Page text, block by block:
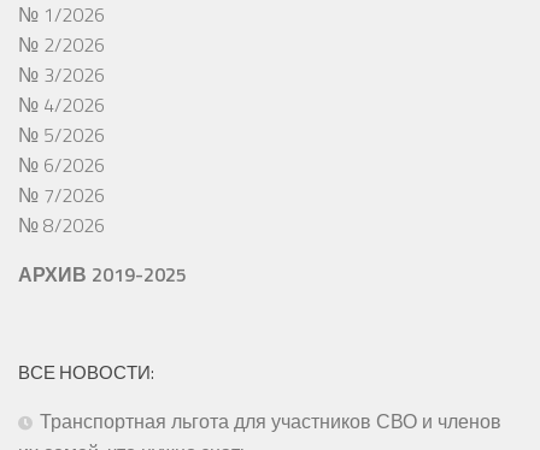
№ 1/2026
№ 2/2026
№ 3/2026
№ 4/2026
№ 5/2026
№ 6/2026
№ 7/2026
№ 8/2026
АРХИВ 2019-2025
ВСЕ НОВОСТИ:
Транспортная льгота для участников СВО и членов